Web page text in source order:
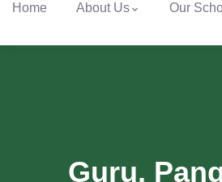
Home About Us Our
Guru,